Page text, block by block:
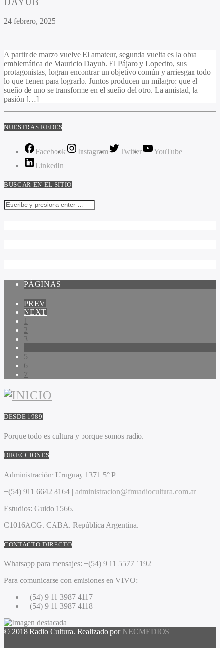
24 febrero, 2025
A partir de marzo vuelve El amateur, segunda vuelta es la obra
emblemática de Mauricio Dayub. El Pájaro y Lopecito, sus
protagonistas, logran encontrar un objetivo común y arriesgan todo
lo que tienen para lograrlo. Juntos producen un milagro: que el
sueño de uno se transforme en el sueño del otro. La amistad, la
pasión […]
NUESTRAS REDES
Facebook Instagram Twitter
YouTube
LinkedIn
BUSCAR EN EL SITIO
PÁGINAS
PREV
NEXT
1
2
3
5
6
7
DESDE 1989
Porque todo es cultura y porque somos radio.
DIRECCIONES
Administración: Uruguay 1371 5° P.
+(54) 911 6642 8164 | administracion@fmradiocultura.com.ar
Estudios: Guido 1566.
C1016ACG. CABA. República Argentina.
CONTACTO DIRECTO
Whatsapp para mensajes: +(54) 9 11 5577 1192
Para comunicarse con emisiones en VIVO:
+ (54) 9 11 3987 4117
+ (54) 9 11 3987 4118
© 2018 Radio Cultura. Realizado por NEOMEDIOS